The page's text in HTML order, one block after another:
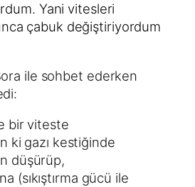
Yani vitesleri
çabuk değiştiriyordum
ile sohbet ederken
bir viteste
ki gazı kestiğinde
düşürüp,
(sıkıştırma gücü ile